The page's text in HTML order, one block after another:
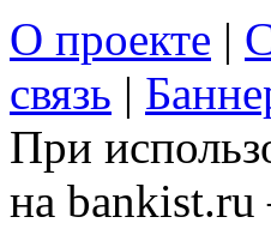
О проекте |
связь |
При
на bankist.ru